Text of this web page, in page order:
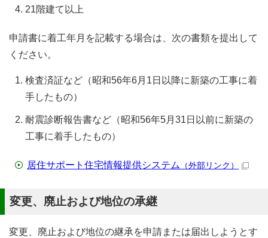
21階建て以上
申請書に着工年月を記載する場合は、次の書類を提出して
ください。
検査済証など（昭和56年6月1日以降に新築の工事に着
手したもの）
耐震診断報告書など（昭和56年5月31日以前に新築の
工事に着手したもの）
居住サポート住宅情報提供システム （外部リンク）
変更、廃止および地位の承継
変更、廃止および地位の継承を申請または届出しようとす